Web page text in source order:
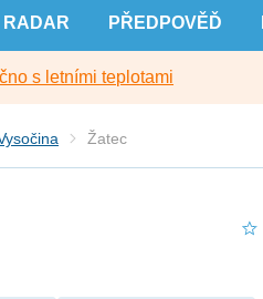
RADAR PŘEDPOVĚĎ
s letními teplotami
Žatec